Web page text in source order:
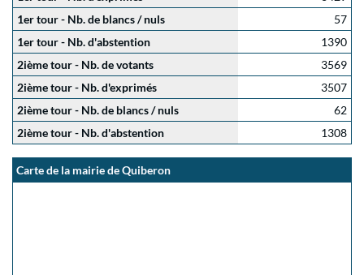
1er tour - Nb. de blancs / nuls
57
1er tour - Nb. d'abstention
1390
2ième tour - Nb. de votants
3569
2ième tour - Nb. d'exprimés
3507
2ième tour - Nb. de blancs / nuls
62
2ième tour - Nb. d'abstention
1308
Carte de la mairie de Quiberon